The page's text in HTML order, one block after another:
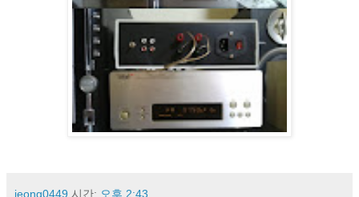
jeong0449 시간: 오후 2:43